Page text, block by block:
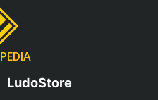
PEDIA
LudoStore